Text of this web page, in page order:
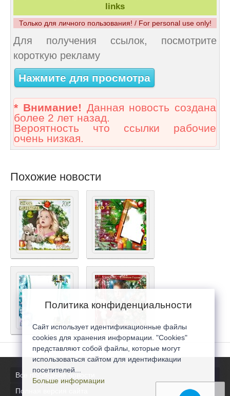
links
Только для личного пользования! / For personal use only!
Для получения ссылок, посмотрите
короткую рекламу
Нажмите для просмотра
* Внимание! Данная новость создана
более 2 лет назад.
Вероятность что ссылки рабочие
очень низкая.
Похожие новости
Все последние новости
Полная версия сайта
Политика конфиденциальности
Сайт использует идентификационные файлы
cookies для хранения информации. "Cookies"
представляют собой файлы, которые могут
использоваться сайтом для идентификации
посетителей...
Больше информации